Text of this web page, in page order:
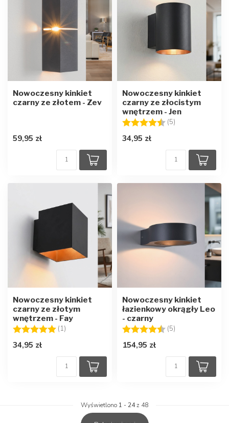
Nowoczesny kinkiet
czarny ze złotem - Zev
59,95 zł
Nowoczesny kinkiet
czarny ze złocistym
wnętrzem - Jen
Ocena:
(5)
34,95 zł
Nowoczesny kinkiet
czarny ze złotym
wnętrzem - Fay
Ocena:
(1) 5.0 na 5 gwiazdek
34,95 zł
Nowoczesny kinkiet
łazienkowy okrągły Leo
- czarny
Ocena:
(5)
154,95 zł
Wyświetlono 1 - 24z 48